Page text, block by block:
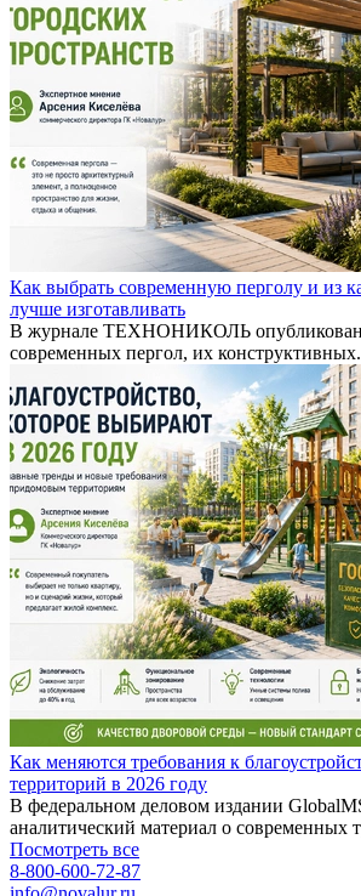
Как выбрать современную перголу и из
лучше изготавливать
В журнале ТЕХНОНИКОЛЬ опубликован
современных пергол, их
Как меняются требования к
территорий в 2026 году
В федеральном деловом издании
аналитический материал о современных
Посмотреть все
8-800-600-72-87